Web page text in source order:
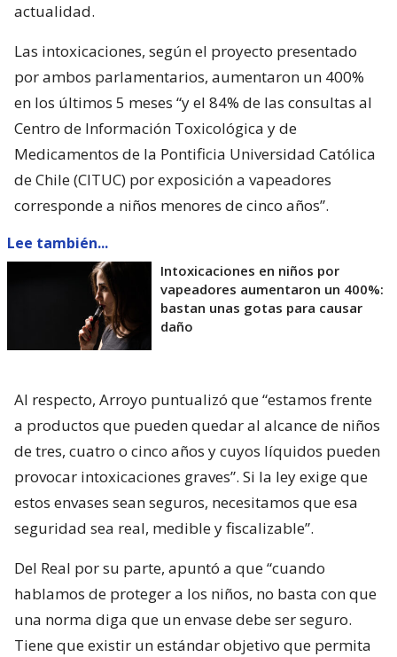
actualidad.
Las intoxicaciones, según el proyecto presentado
por ambos parlamentarios, aumentaron un 400%
en los últimos 5 meses “y el 84% de las consultas al
Centro de Información Toxicológica y de
Medicamentos de la Pontificia Universidad Católica
de Chile (CITUC) por exposición a vapeadores
corresponde a niños menores de cinco años”.
Lee también...
Intoxicaciones en niños por
vapeadores aumentaron un 400%:
bastan unas gotas para causar
daño
Al respecto, Arroyo puntualizó que “estamos frente
a productos que pueden quedar al alcance de niños
de tres, cuatro o cinco años y cuyos líquidos pueden
provocar intoxicaciones graves”. Si la ley exige que
estos envases sean seguros, necesitamos que esa
seguridad sea real, medible y fiscalizable”.
Del Real por su parte, apuntó a que “cuando
hablamos de proteger a los niños, no basta con que
una norma diga que un envase debe ser seguro.
Tiene que existir un estándar objetivo que permita